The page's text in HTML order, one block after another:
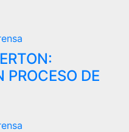
PROCESO DE